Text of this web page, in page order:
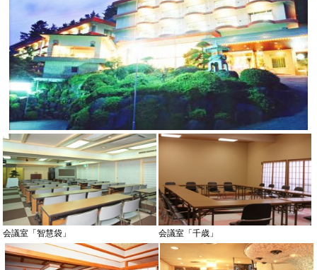
会議室「智慧袋」 会議室「千歳」